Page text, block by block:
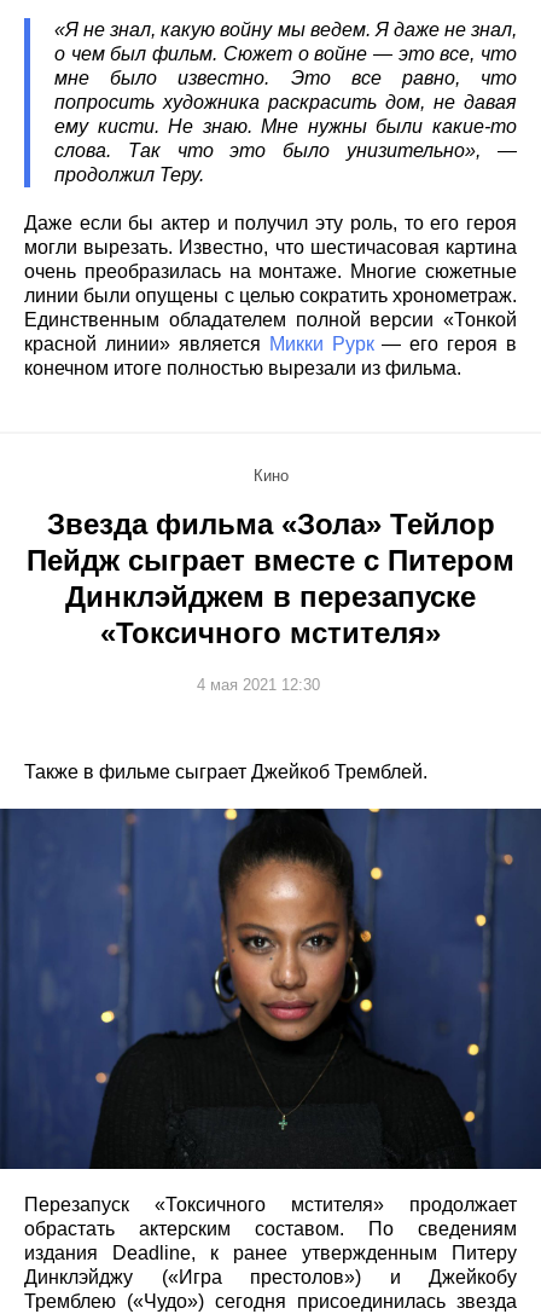
«Я не знал, какую войну мы ведем. Я даже не знал,
о чем был фильм. Сюжет о войне — это все, что
мне было известно. Это все равно, что
попросить художника раскрасить дом, не давая
ему кисти. Не знаю. Мне нужны были какие-то
слова. Так что это было унизительно», —
продолжил Теру.
Даже если бы актер и получил эту роль, то его героя
могли вырезать. Известно, что шестичасовая картина
очень преобразилась на монтаже. Многие сюжетные
линии были опущены с целью сократить хронометраж.
Единственным обладателем полной версии «Тонкой
красной линии» является Микки Рурк— его героя в
конечном итоге полностью вырезали из фильма.
Кино
Звезда фильма «Зола» Тейлор
Пейдж сыграет вместе с Питером
Динклэйджем в перезапуске
«Токсичного мстителя»
4 мая 2021 12:30
Также в фильме сыграет Джейкоб Тремблей.
Перезапуск «Токсичного мстителя» продолжает
обрастать актерским составом. По сведениям
издания Deadline, к ранее утвержденным Питеру
Динклэйджу («Игра престолов») и Джейкобу
Тремблею («Чудо») сегодня присоединилась звезда